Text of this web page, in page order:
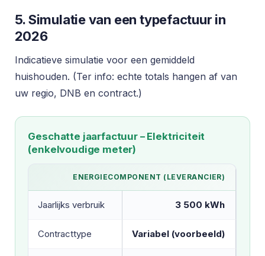
5. Simulatie van een typefactuur in
2026
Indicatieve simulatie voor een gemiddeld
huishouden. (Ter info: echte totals hangen af van
uw regio, DNB en contract.)
Geschatte jaarfactuur – Elektriciteit
(enkelvoudige meter)
ENERGIECOMPONENT (LEVERANCIER)
Jaarlijks verbruik 3 500 kWh
Contracttype Variabel (voorbeeld)